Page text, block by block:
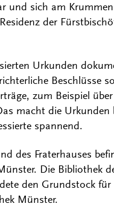
und sich am
der
Urkunden
Beschlüsse
zum Beispiel über
macht die Urkunden
spannend.
des Fraterhauses
Die Bibliothek
den Grundstock für
Münster.